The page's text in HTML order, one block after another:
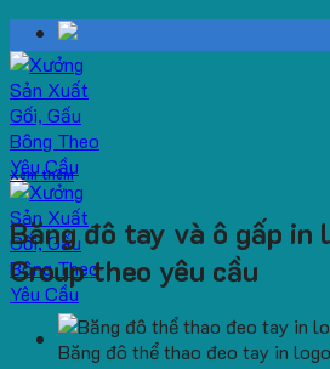
Skip
to
content
Xem thêm
Băng đô tay và ô gấp in
Group theo yêu cầu
Băng đô thể thao đeo tay in logo